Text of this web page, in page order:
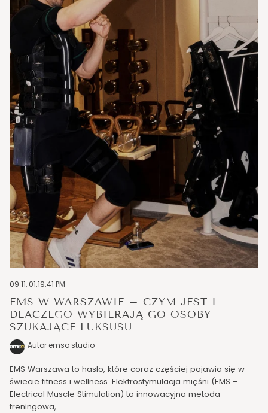
09 11, 01:19:41 PM
EMS W WARSZAWIE – CZYM JEST I
DLACZEGO WYBIERAJĄ GO OSOBY
SZUKAJĄCE LUKSUSU
Autor emso studio
EMS Warszawa to hasło, które coraz częściej pojawia się w
świecie fitness i wellness. Elektrostymulacja mięśni (EMS –
Electrical Muscle Stimulation) to innowacyjna metoda
treningowa,...